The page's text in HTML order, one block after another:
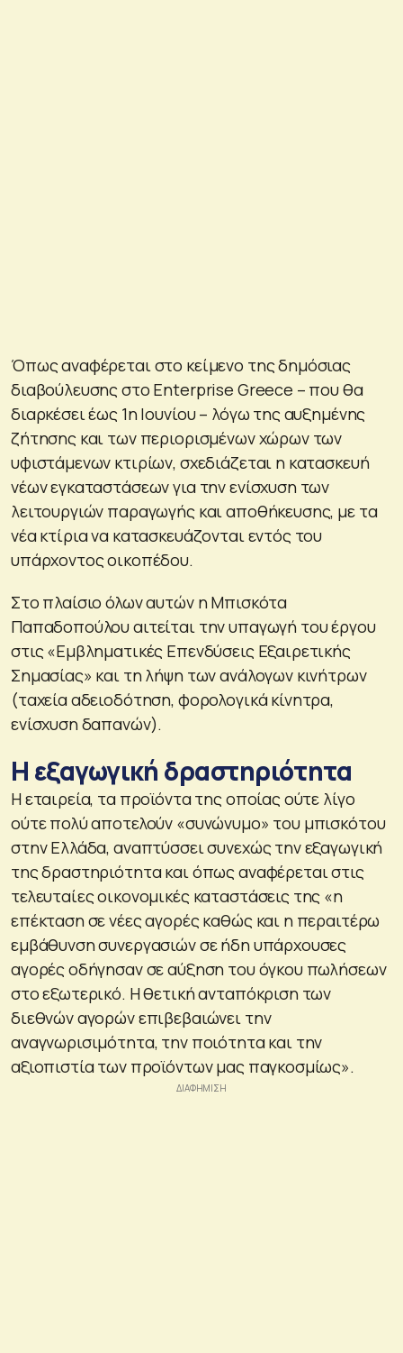
Όπως αναφέρεται στο κείμενο της δημόσιας
διαβούλευσης στο Enterprise Greece – που θα
διαρκέσει έως 1η Ιουνίου – λόγω της αυξημένης
ζήτησης και των περιορισμένων χώρων των
υφιστάμενων κτιρίων, σχεδιάζεται η κατασκευή
νέων εγκαταστάσεων για την ενίσχυση των
λειτουργιών παραγωγής και αποθήκευσης, με τα
νέα κτίρια να κατασκευάζονται εντός του
υπάρχοντος οικοπέδου.
Στο πλαίσιο όλων αυτών η Μπισκότα
Παπαδοπούλου αιτείται την υπαγωγή του έργου
στις «Εμβληματικές Επενδύσεις Εξαιρετικής
Σημασίας» και τη λήψη των ανάλογων κινήτρων
(ταχεία αδειοδότηση, φορολογικά κίνητρα,
ενίσχυση δαπανών).
Η εξαγωγική δραστηριότητα
Η εταιρεία, τα προϊόντα της οποίας ούτε λίγο
ούτε πολύ αποτελούν «συνώνυμο» του μπισκότου
στην Ελλάδα, αναπτύσσει συνεχώς την εξαγωγική
της δραστηριότητα και όπως αναφέρεται στις
τελευταίες οικονομικές καταστάσεις της «η
επέκταση σε νέες αγορές καθώς και η περαιτέρω
εμβάθυνση συνεργασιών σε ήδη υπάρχουσες
αγορές οδήγησαν σε αύξηση του όγκου πωλήσεων
στο εξωτερικό. Η θετική ανταπόκριση των
διεθνών αγορών επιβεβαιώνει την
αναγνωρισιμότητα, την ποιότητα και την
αξιοπιστία των προϊόντων μας παγκοσμίως».